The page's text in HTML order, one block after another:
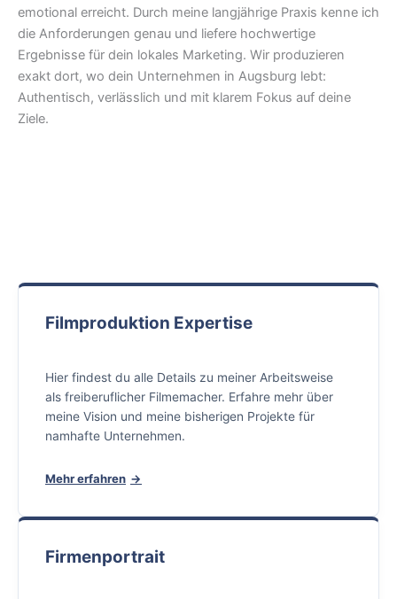
emotional erreicht. Durch meine langjährige Praxis kenne ich
die Anforderungen genau und liefere hochwertige
Ergebnisse für dein lokales Marketing. Wir produzieren
exakt dort, wo dein Unternehmen in Augsburg lebt:
Authentisch, verlässlich und mit klarem Fokus auf deine
Ziele.
Filmproduktion Expertise
Hier findest du alle Details zu meiner Arbeitsweise
als freiberuflicher Filmemacher. Erfahre mehr über
meine Vision und meine bisherigen Projekte für
namhafte Unternehmen.
Mehr erfahren
Firmenportrait